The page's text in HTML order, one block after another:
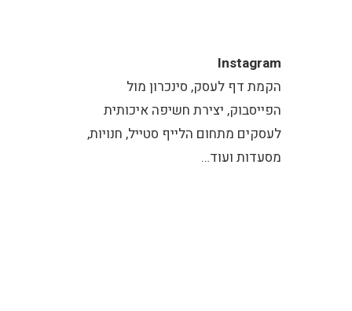
Instagram
הקמת דף לעסק, סינכרון מול
הפייסבוק, יצירת חשיפה איכותית
לעסקים מתחום הלייף סטייל, חנויות,
מסעדות ועוד…